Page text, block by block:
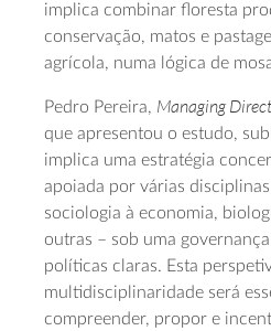
implica combinar floresta
conservação, matos e
agrícola, numa lógica de
Pedro Pereira, Managing
que apresentou o estudo,
implica uma estratégia
apoiada por várias
sociologia à economia,
outras – sob uma
políticas claras. Esta
multidisciplinaridade será
compreender, propor e